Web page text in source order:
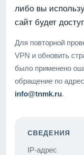
либо вы
сайт будет
Для повторной
VPN и обновить
было применено
обращение по
info@tnmk.ru.
СВЕДЕНИЯ
IP-адрес